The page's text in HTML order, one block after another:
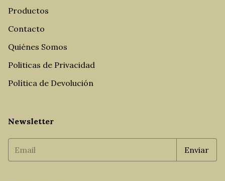
Productos
Contacto
Quiénes Somos
Politicas de Privacidad
Política de Devolución
Newsletter